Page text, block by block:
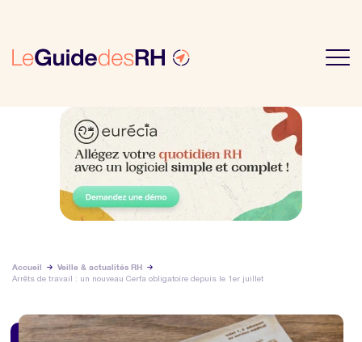
Accueil
Veille & actualités RH
Arrêts de travail : un nouveau Cerfa obligatoire depuis le 1er juillet